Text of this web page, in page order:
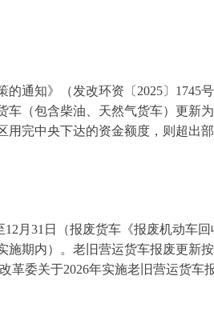
通知》（发改环资〔2025〕1745
（包含柴油、天然气货车）更新
完中央下达的资金额度，则超出
月31日（报废货车《报废机动车回
期内）。老旧营运货车报废更新
委关于2026年实施老旧营运货车